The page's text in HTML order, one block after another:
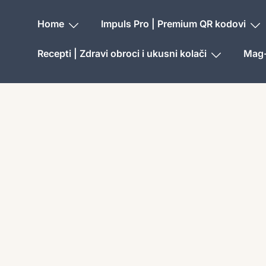
Home Impuls Pro | Premium QR kodovi
Recepti | Zdravi obroci i ukusni kolači